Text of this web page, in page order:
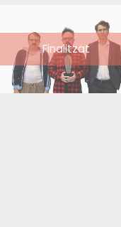
Finalitzat